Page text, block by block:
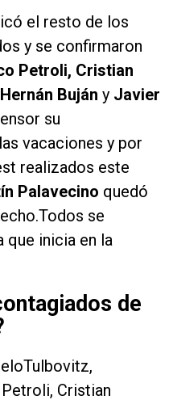
el resto de los
y se confirmaron
Petroli, Cristian
Buján y Javier
su
vacaciones y por
realizados este
Palavecino quedó
se
que inicia en la
de
Cristian